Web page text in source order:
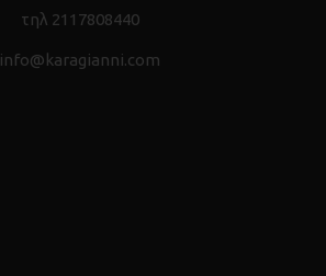
τηλ 2117808440
info@karagianni.com